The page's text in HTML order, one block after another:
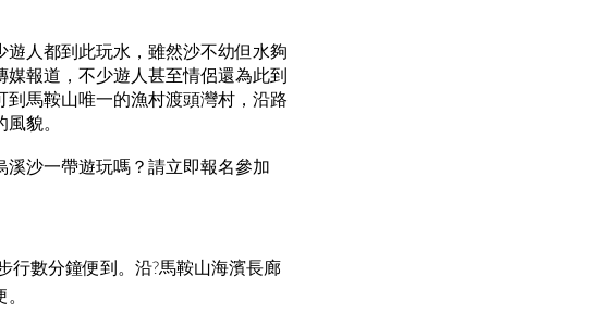
人都到此玩水，雖然沙不幼但水夠
報道，不少遊人甚至情侶還為此到
馬鞍山唯一的漁村渡頭灣村，沿路
貌。
沙一帶遊玩嗎？請立即報名參加
行數分鐘便到。沿?馬鞍山海濱長廊